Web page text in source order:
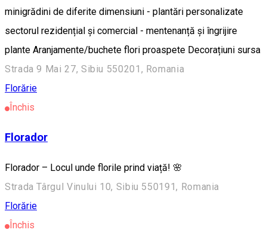
minigrădini de diferite dimensiuni - plantări personalizate
sectorul rezidențial și comercial - mentenanță și îngrijire
plante Aranjamente/buchete flori proaspete Decorațiuni sursa
Strada 9 Mai 27, Sibiu 550201, Romania
Florărie
Închis
Florador
Florador – Locul unde florile prind viață! 🌸
Strada Târgul Vinului 10, Sibiu 550191, Romania
Florărie
Închis